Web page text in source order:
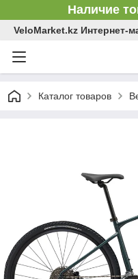
Наличие
VeloMarket.kz Интернет-
Каталог товаров